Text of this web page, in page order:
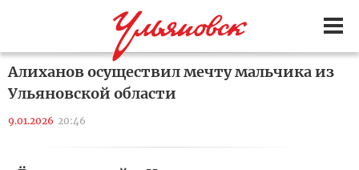
Алиханов осуществил мечту мальчика из
Ульяновской области
9.01.2026 20:46